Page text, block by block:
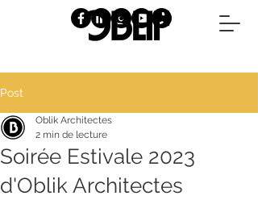
Post
Soirée Estivale 2023
d'Oblik Architectes
Oblik Architectes
2 min de lecture